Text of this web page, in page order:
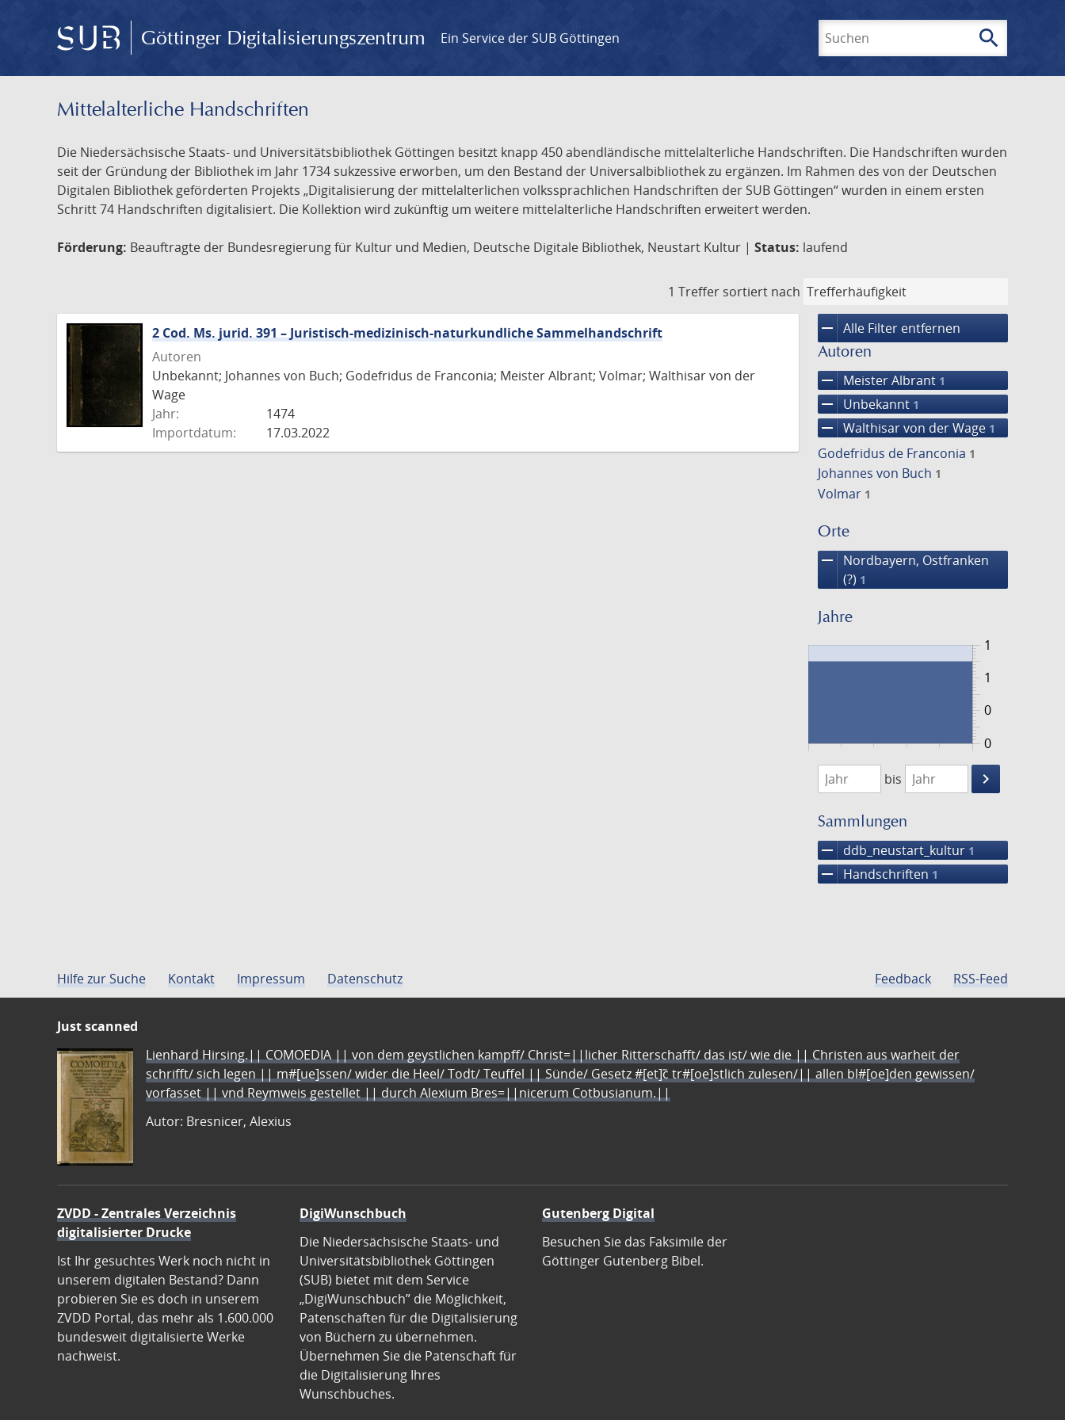
Göttinger Digitalisierungszentrum Ein Service der SUB Göttingen search
Mittelalterliche Handschriften
Die Niedersächsische Staats- und Universitätsbibliothek Göttingen besitzt knapp 450 abendländische mittelalterliche Handschriften. Die Handschriften wurden
seit der Gründung der Bibliothek im Jahr 1734 sukzessive erworben, um den Bestand der Universalbibliothek zu ergänzen. Im Rahmen des von der Deutschen
Digitalen Bibliothek geförderten Projekts „Digitalisierung der mittelalterlichen volkssprachlichen Handschriften der SUB Göttingen“ wurden in einem ersten
Schritt 74 Handschriften digitalisiert. Die Kollektion wird zukünftig um weitere mittelalterliche Handschriften erweitert werden.
Förderung: Beauftragte der Bundesregierung für Kultur und Medien, Deutsche Digitale Bibliothek, Neustart Kultur | Status: laufend
1 Treffer sortiert nach
remove Alle Filter entfernen
Autoren
remove Meister Albrant 1
remove Unbekannt 1
remove Walthisar von der Wage 1
Godefridus de Franconia 1
Johannes von Buch 1
Volmar 1
Orte
remove
Nordbayern, Ostfranken
(?) 1
Jahre
0
1
0
1
1474
1475
bis
keyboard_arrow_right
Suche
Sammlungen
remove ddb_neustart_kultur 1
remove Handschriften 1
2 Cod. Ms. jurid. 391 – Juristisch-medizinisch-naturkundliche Sammelhandschrift
Autoren
Unbekannt; Johannes von Buch; Godefridus de Franconia; Meister Albrant; Volmar; Walthisar von der
Wage
Jahr:
1474
Importdatum:
17.03.2022
Hilfe zur Suche Kontakt Impressum Datenschutz Feedback RSS-Feed
Just scanned
Lienhard Hirsing.|| COMOEDIA || von dem geystlichen kampff/ Christ=||licher Ritterschafft/ das ist/ wie die || Christen aus warheit der
schrifft/ sich legen || m#[ue]ssen/ wider die Heel/ Todt/ Teuffel || Sünde/ Gesetz #[et]c̃ tr#[oe]stlich zulesen/|| allen bl#[oe]den gewissen/
vorfasset || vnd Reymweis gestellet || durch Alexium Bres=||nicerum Cotbusianum.||
Autor: Bresnicer, Alexius
ZVDD - Zentrales Verzeichnis
digitalisierter Drucke
Ist Ihr gesuchtes Werk noch nicht in
unserem digitalen Bestand? Dann
probieren Sie es doch in unserem
ZVDD Portal, das mehr als 1.600.000
bundesweit digitalisierte Werke
nachweist.
DigiWunschbuch
Die Niedersächsische Staats- und
Universitätsbibliothek Göttingen
(SUB) bietet mit dem Service
„DigiWunschbuch” die Möglichkeit,
Patenschaften für die Digitalisierung
von Büchern zu übernehmen.
Übernehmen Sie die Patenschaft für
die Digitalisierung Ihres
Wunschbuches.
Gutenberg Digital
Besuchen Sie das Faksimile der
Göttinger Gutenberg Bibel.